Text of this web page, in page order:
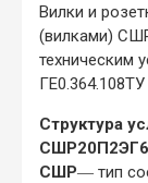
Вилки и
(вилками)
техническим
Структура
СШР― тип